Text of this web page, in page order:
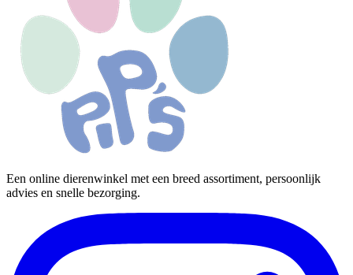
Een online dierenwinkel met een breed assortiment, persoonlijk
advies en snelle bezorging.